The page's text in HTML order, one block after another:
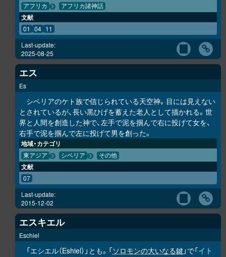
アフリカ アフリカ諸神話
文献
01 04 11
Last-update:
2025-08-25
エス
Es
シベリアのケト族で信じられている天空神。目には見えない
とされているが、長い黒ひげを蓄えた老人として描かれる。世
界と人間を創造した神で、左手で泥を掴んで右に投げて女を、
右手で泥を掴んで左に投げて男を創った。
地域・カテゴリ
東アジア シベリア その他
文献
07
Last-update:
2015-12-02
エスキエル
Eschiel
「エシエル（Eshiel）」とも。「ソロモンの大いなる鍵 」で「イト